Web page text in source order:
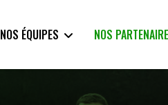
NOS ÉQUIPES NOS